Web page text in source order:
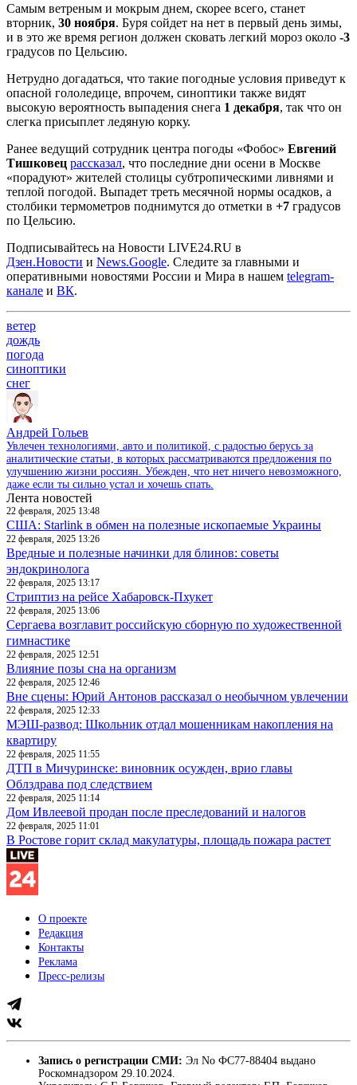
Самым ветреным и мокрым днем, скорее всего, станет
вторник, 30 ноября. Буря сойдет на нет в первый день зимы,
и в это же время регион должен сковать легкий мороз около -3
градусов по Цельсию.
Нетрудно догадаться, что такие погодные условия приведут к
опасной гололедице, впрочем, синоптики также видят
высокую вероятность выпадения снега 1 декабря, так что он
слегка присыплет ледяную корку.
Ранее ведущий сотрудник центра погоды «Фобос» Евгений
Тишковец рассказал, что последние дни осени в Москве
«порадуют» жителей столицы субтропическими ливнями и
теплой погодой. Выпадет треть месячной нормы осадков, а
столбики термометров поднимутся до отметки в +7 градусов
по Цельсию.
Подписывайтесь на Новости LIVE24.RU в
Дзен.Новости и News.Google. Следите за главными и
оперативными новостями России и Мира в нашем telegram-
канале и ВК.
ветер
дождь
погода
синоптики
снег
Андрей Гольев
Увлечен технологиями, авто и политикой, с радостью берусь за
аналитические статьи, в которых рассматриваются предложения по
улучшению жизни россиян. Убежден, что нет ничего невозможного,
даже если ты сильно устал и хочешь спать.
Лента новостей
22 февраля, 2025 13:48
США: Starlink в обмен на полезные ископаемые Украины
22 февраля, 2025 13:26
Вредные и полезные начинки для блинов: советы
эндокринолога
22 февраля, 2025 13:17
Стриптиз на рейсе Хабаровск-Пхукет
22 февраля, 2025 13:06
Сергаева возглавит российскую сборную по художественной
гимнастике
22 февраля, 2025 12:51
Влияние позы сна на организм
22 февраля, 2025 12:46
Вне сцены: Юрий Антонов рассказал о необычном увлечении
22 февраля, 2025 12:33
МЭШ-развод: Школьник отдал мошенникам накопления на
квартиру
22 февраля, 2025 11:55
ДТП в Мичуринске: виновник осужден, врио главы
Облздрава под следствием
22 февраля, 2025 11:14
Дом Ивлеевой продан после преследований и налогов
22 февраля, 2025 11:01
В Ростове горит склад макулатуры, площадь пожара растет
О проекте
Редакция
Контакты
Реклама
Пресс-релизы
Запись о регистрации СМИ: Эл No ФС77-88404 выдано
Роскомнадзором 29.10.2024.